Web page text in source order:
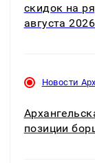
скидок на
августа 2026
Новости
позиции